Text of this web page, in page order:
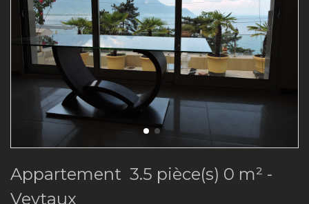
Appartement 3.5 pièce(s) 0 m² -
Veytaux